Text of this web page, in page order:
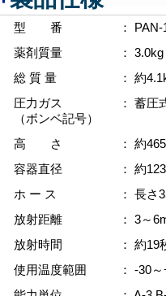
型 番
：
薬剤質量
： 3.0kg
総 質 量
： 約
圧力ガス
（ボンベ記号）
： 蓄圧
高 さ
： 約
容器直径
： 約
ホ ー ス
： 長さ
放射距離
： 3～
放射時間
： 約
使用温度範囲
： -30